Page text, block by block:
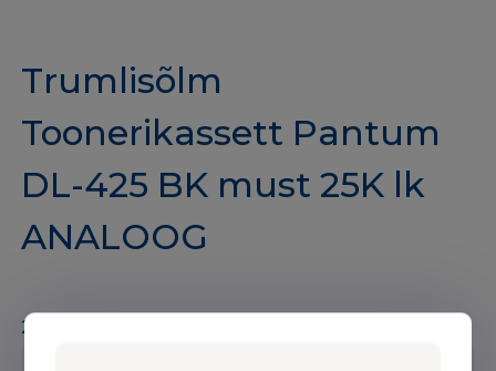
Trumlisõlm
Toonerikassett Pantum
DL-425 BK must 25K lk
ANALOOG
20 laos